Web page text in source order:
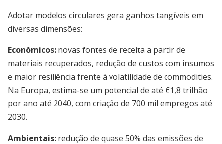
Adotar modelos circulares gera ganhos tangíveis em
diversas dimensões:
Econômicos: novas fontes de receita a partir de
materiais recuperados, redução de custos com insumos
e maior resiliência frente à volatilidade de commodities.
Na Europa, estima-se um potencial de até €1,8 trilhão
por ano até 2040, com criação de 700 mil empregos até
2030.
Ambientais: redução de quase 50% das emissões de